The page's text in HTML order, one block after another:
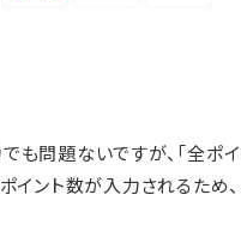
も問題ないですが、「全ポイ
イント数が入力されるため、